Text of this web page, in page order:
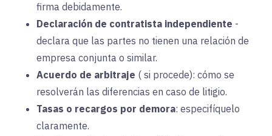
firma debidamente.
Declaración de contratista independiente -
declara que las partes no tienen una relación de
empresa conjunta o similar.
Acuerdo de arbitraje ( si procede): cómo se
resolverán las diferencias en caso de litigio.
Tasas o recargos por demora: especifíquelo
claramente.